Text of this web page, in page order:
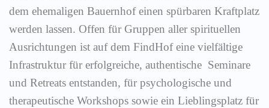
dem ehemaligen Bauernhof einen spürbaren Kraftplatz
werden lassen. Offen für Gruppen aller spirituellen
Ausrichtungen ist auf dem FindHof eine vielfältige
Infrastruktur für erfolgreiche, authentische Seminare
und Retreats entstanden, für psychologische und
therapeutische Workshops sowie ein Lieblingsplatz für